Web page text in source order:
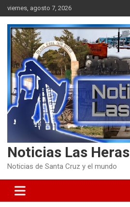
Skip
to
content
viernes, agosto 7, 2026
Noticias Las Heras
Noticias de Santa Cruz y el mundo